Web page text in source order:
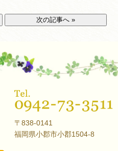
次の記事へ »
〒838-0141
福岡県小郡市小郡1504-8